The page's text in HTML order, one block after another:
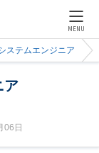
MENU
ステムエンジニア
ア
06日